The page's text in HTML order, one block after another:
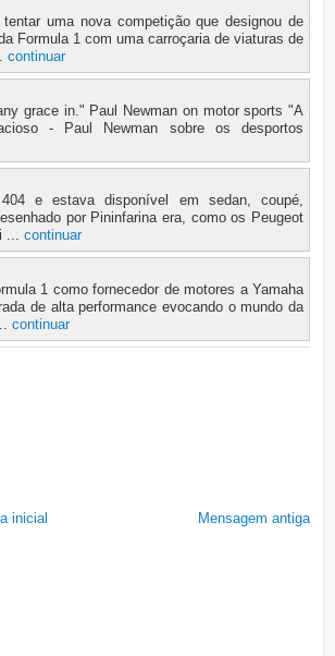
uma nova competição que designou de
Formula 1 com uma carroçaria de viaturas de
continuar
grace in." Paul Newman on motor sports "A
- Paul Newman sobre os desportos
e estava disponível em sedan, coupé,
por Pininfarina era, como os Peugeot
... continuar
1 como fornecedor de motores a Yamaha
de alta performance evocando o mundo da
continuar
Mensagem antiga
inicial